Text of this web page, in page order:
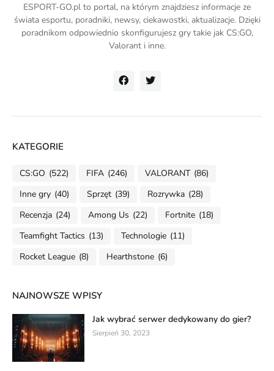
ESPORT-GO.pl to portal, na którym znajdziesz informacje ze
świata esportu, poradniki, newsy, ciekawostki, aktualizacje. Dzięki
poradnikom odpowiednio skonfigurujesz gry takie jak CS:GO,
Valorant i inne.
KATEGORIE
CS:GO (522) FIFA (246) VALORANT (86)
Inne gry (40) Sprzęt (39) Rozrywka (28)
Recenzja (24) Among Us (22) Fortnite (18)
Teamfight Tactics (13) Technologie (11)
Rocket League (8) Hearthstone (6)
NAJNOWSZE WPISY
Jak wybrać serwer dedykowany do gier?
Sierpień 30, 2023